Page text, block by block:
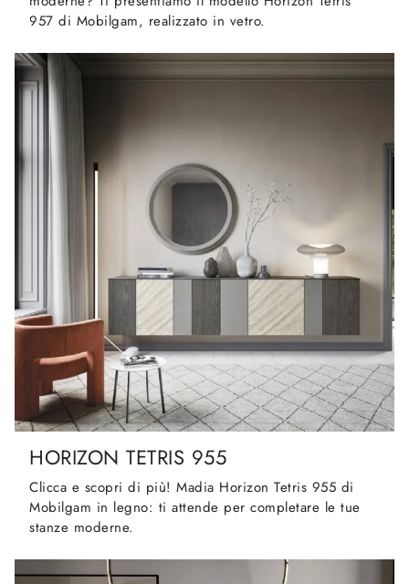
957 di Mobilgam, realizzato in vetro.
HORIZON TETRIS 955
Clicca e scopri di più! Madia Horizon Tetris 955 di
Mobilgam in legno: ti attende per completare le tue
stanze moderne.